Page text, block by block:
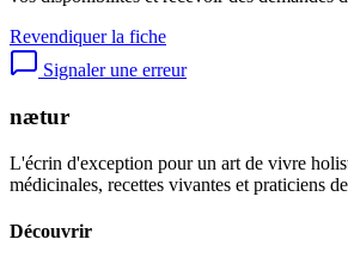
Revendiquer la fiche
Signaler une erreur
nætur
L'écrin d'exception pour un art de vivre
médicinales, recettes vivantes et praticiens
Découvrir